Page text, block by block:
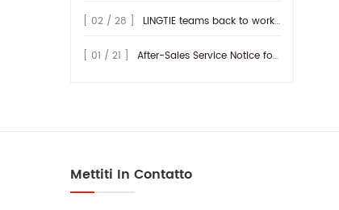
[ 02 / 28 ] LINGTIE teams back to work at Feb.25th.
[ 01 / 21 ] After-Sales Service Notice for Turkey Region
Mettiti In Contatto